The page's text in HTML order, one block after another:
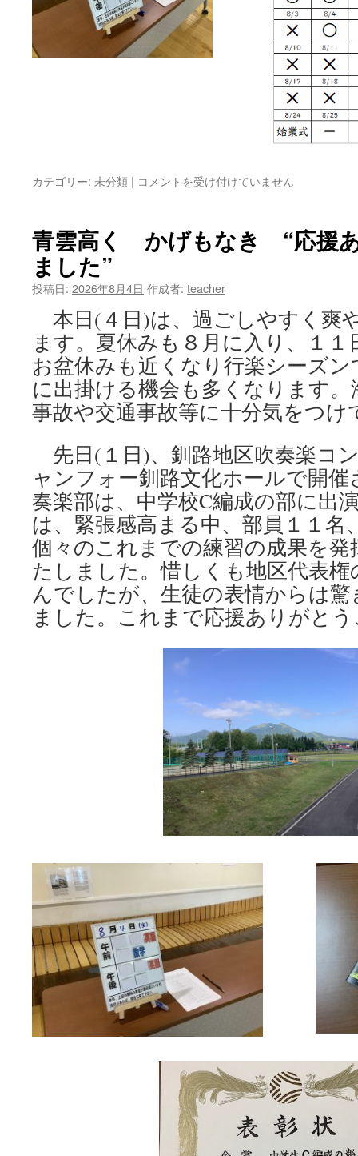
カテゴリー: 未分類 | 青
く
か
な
き “夏
休
み
も
中
盤
で
す”
コメントを受け付けていません
青雲高く かげもなき “応援
ました”
投稿日: 2026年8月4日 作成者: teacher
本日(４日)は、過ごしやすく爽
ます。夏休みも８月に入り、１
お盆休みも近くなり行楽シーズ
に出掛ける機会も多くなります
事故や交通事故等に十分気をつ
先日(１日)、釧路地区吹奏楽コ
ャンフォー釧路文化ホールで開
奏楽部は、中学校C編成の部に出
は、緊張感高まる中、部員１１名
個々のこれまでの練習の成果を
たしました。惜しくも地区代表
んでしたが、生徒の表情からは
ました。これまで応援ありがと